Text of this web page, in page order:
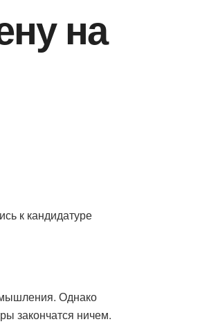
на
к кандидатуре
Однако
закончатся ничем.